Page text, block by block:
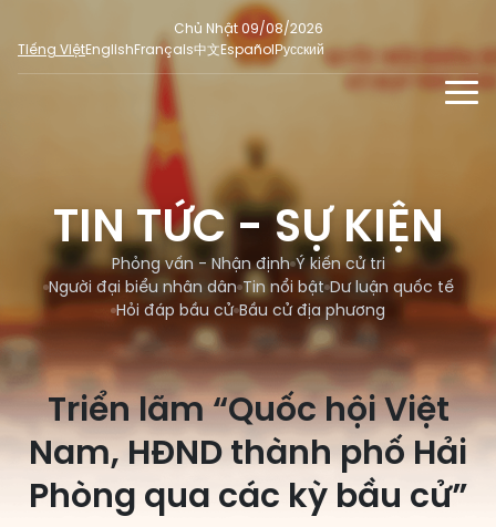
Chủ Nhật 09/08/2026
Tiếng ViệtEnglishFrançais中文EspañolРусский
TIN TỨC - SỰ KIỆN
Phỏng vấn - Nhận định
Ý kiến cử tri
Người đại biểu nhân dân
Tin nổi bật
Dư luận quốc tế
Hỏi đáp bầu cử
Bầu cử địa phương
ĐA PHƯƠNG TIỆN
Ảnh
E-magazine
Infographic
DÀNH CHO BÁO CHÍ
MẠNG XÃ HỘI
SỐ LIỆU BẦU CỬ
Cử tri tham gia bầu cử
Tổng số đại biểu quốc hội
Nữ đại biểu Quốc hội
TIN TỨC - SỰ KIỆN
Phỏng vấn - Nhận định Ý kiến cử tri
Người đại biểu nhân dân Tin nổi bật Dư luận quốc tế
Hỏi đáp bầu cử Bầu cử địa phương
Triển lãm “Quốc hội Việt
Nam, HĐND thành phố Hải
Phòng qua các kỳ bầu cử”